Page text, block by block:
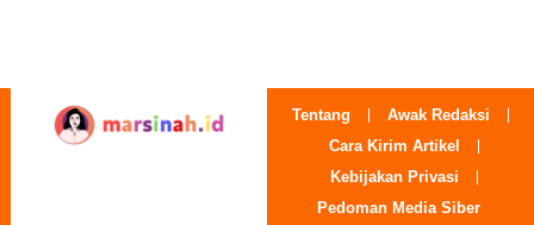
Tentang
Awak Redaksi
Cara Kirim Artikel
Kebijakan Privasi
Pedoman Media Siber